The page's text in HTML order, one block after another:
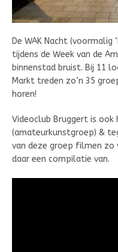
De WAK Nacht (voormalig
tijdens de Week van de
binnenstad bruist. Bij 11
Markt treden zo’n 35
horen!
Videoclub Bruggert is ook
(amateurkunstgroep) &
van deze groep filmen zo
daar een compilatie van.